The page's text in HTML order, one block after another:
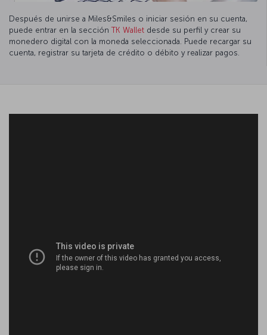
Después de unirse a Miles&Smiles o iniciar sesión en su cuenta,
puede entrar en la secciónTK Wallet desde su perfil y crear su
monedero digital con la moneda seleccionada. Puede recargar su
cuenta, registrar su tarjeta de crédito o débito y realizar pagos.